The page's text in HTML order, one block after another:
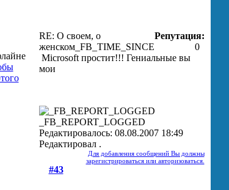
RE: О своем, о
женском_FB_TIME_SINCE
Репутация:
0
Microsoft простит!!! Гениальные вы
мои
_FB_REPORT_LOGGED
Редактировалось: 08.08.2007 18:49
Редактировал .
Для добавления сообщений Вы должны
зарегистрироваться или авторизоваться.
#43